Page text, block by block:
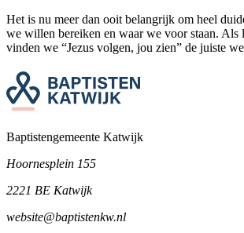
Het is nu meer dan ooit belangrijk om heel
we willen bereiken en waar we voor staan. Als
vinden we “Jezus volgen, jou zien” de juiste
Baptistengemeente Katwijk
Hoornesplein 155
2221 BE Katwijk
website@baptistenkw.nl